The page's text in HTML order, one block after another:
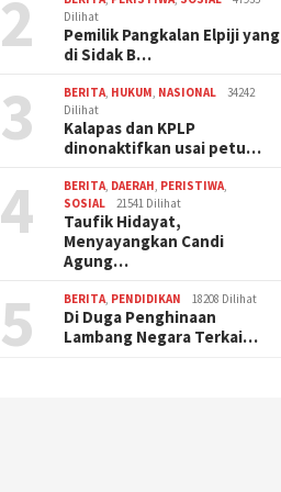
2
Dilihat
Pemilik Pangkalan Elpiji yang
di Sidak B…
3 BERITA, HUKUM, NASIONAL
34242
Dilihat
Kalapas dan KPLP
dinonaktifkan usai petu…
4 BERITA, DAERAH, PERISTIWA,
SOSIAL
21541 Dilihat
Taufik Hidayat,
Menyayangkan Candi
Agung…
5 BERITA, PENDIDIKAN 18208 Dilihat
Di Duga Penghinaan
Lambang Negara Terkai…